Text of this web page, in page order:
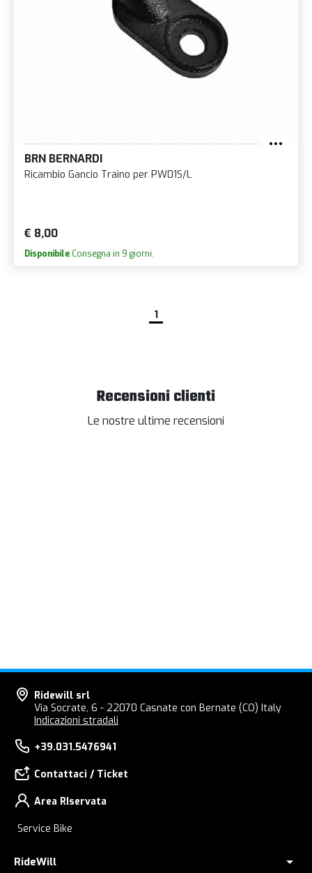
BRN BERNARDI
Ricambio Gancio Traino per PW01S/L
€ 8,00
Disponibile Consegna in 9 giorni.
1
Recensioni clienti
Le nostre ultime recensioni
Ridewill srl
Via Socrate, 6 - 22070 Casnate con Bernate (CO) Italy
Indicazioni stradali
+39.031.5476941
Contattaci / Ticket
Area RIservata
Service Bike
RideWill